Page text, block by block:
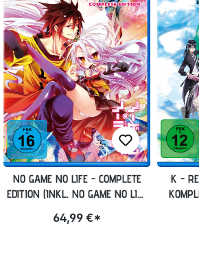
NO GAME NO LIFE - COMPLETE
EDITION (INKL. NO GAME NO LIFE
64,99 €*
K -